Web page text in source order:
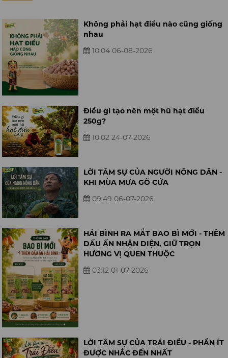
Không phải hạt điều nào cũng giống
nhau
10:04 06-08-2026
Điều gì tạo nên một hũ hạt điều
250g?
10:02 24-07-2026
LỜI TÂM SỰ CỦA NGƯỜI NÔNG DÂN -
KHI MÙA MƯA GÕ CỬA
09:49 06-07-2026
HẢI BÌNH RA MẮT BAO BÌ MỚI - THÊM
DẤU ẤN NHẬN DIỆN, GIỮ TRỌN
HƯƠNG VỊ QUEN THUỘC
03:12 01-07-2026
LỜI TÂM SỰ CỦA TRÁI ĐIỀU - PHẦN ÍT
ĐƯỢC NHẮC ĐẾN NHẤT